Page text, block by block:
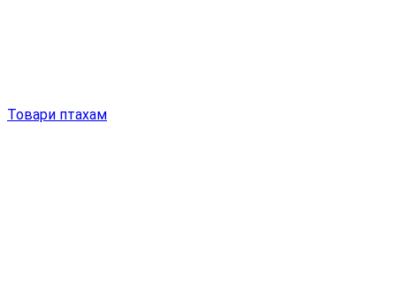
Товари птахам